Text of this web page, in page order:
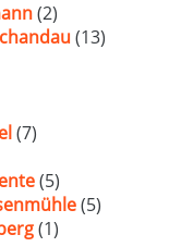
(2)
(13)
(7)
(5)
(5)
(1)